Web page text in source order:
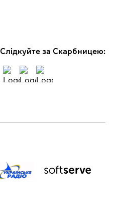
Cлідкуйте за Скарбницею: